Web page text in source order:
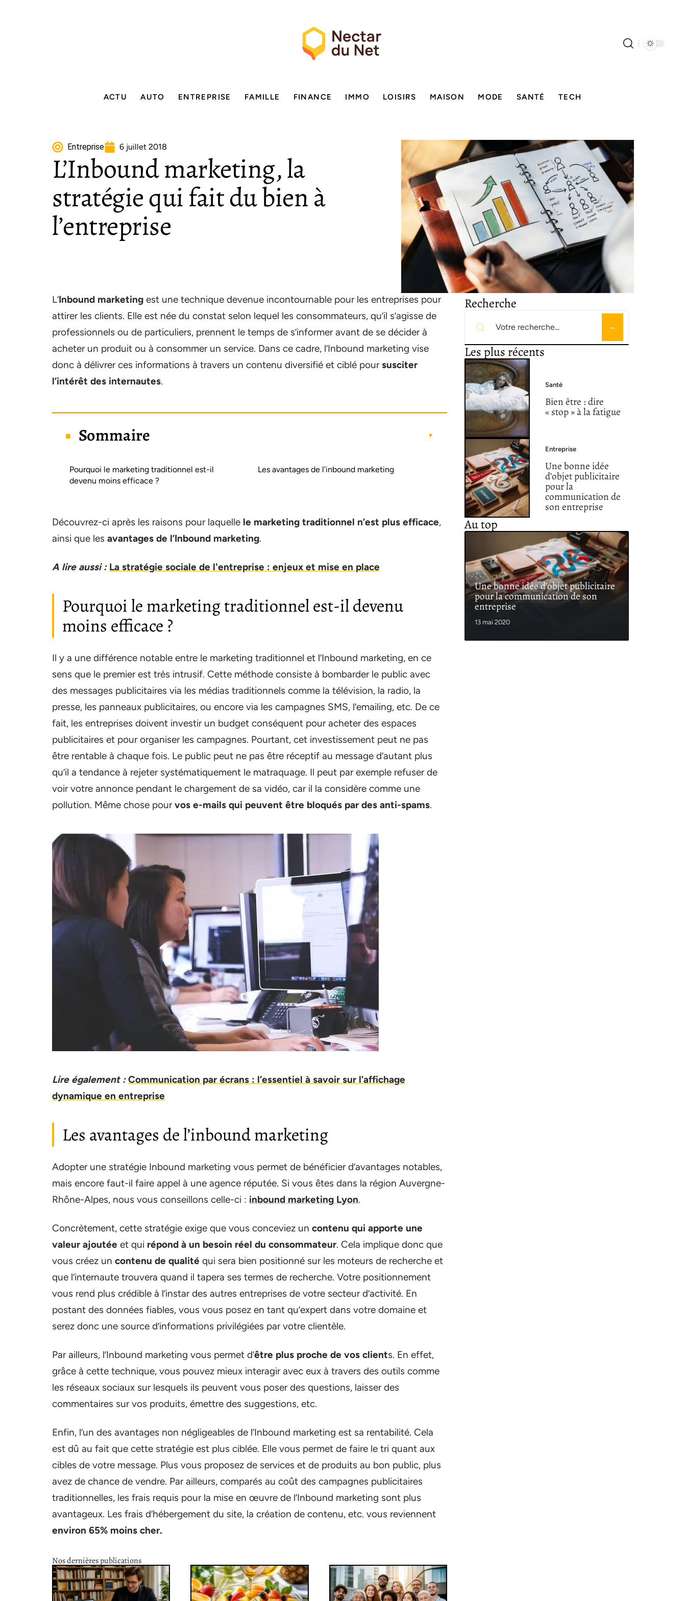
ACTU AUTO ENTREPRISE FAMILLE FINANCE IMMO LOISIRS MAISON MODE SANTÉ TECH
Entreprise 6 juillet 2018
L’Inbound marketing, la
stratégie qui fait du bien à
l’entreprise
L’Inbound marketing est une technique devenue incontournable pour les entreprises pour
attirer les clients. Elle est née du constat selon lequel les consommateurs, qu’il s’agisse de
professionnels ou de particuliers, prennent le temps de s’informer avant de se décider à
acheter un produit ou à consommer un service. Dans ce cadre, l’Inbound marketing vise
donc à délivrer ces informations à travers un contenu diversifié et ciblé poursusciter
l’intérêt des internautes.
Sommaire
Pourquoi le marketing traditionnel est-il
devenu moins efficace ?
Les avantages de l’inbound marketing
Découvrez-ci après les raisons pour laquelle le marketing traditionnel n’est plus efficace,
ainsi que les avantages de l’Inbound marketing.
A lire aussi : La stratégie sociale de l'entreprise : enjeux et mise en place
Pourquoi le marketing traditionnel est-il devenu
moins efficace ?
Il y a une différence notable entre le marketing traditionnel et l’Inbound marketing, en ce
sens que le premier est très intrusif. Cette méthode consiste à bombarder le public avec
des messages publicitaires via les médias traditionnels comme la télévision, la radio, la
presse, les panneaux publicitaires, ou encore via les campagnes SMS, l’emailing, etc. De ce
fait, les entreprises doivent investir un budget conséquent pour acheter des espaces
publicitaires et pour organiser les campagnes. Pourtant, cet investissement peut ne pas
être rentable à chaque fois. Le public peut ne pas être réceptif au message d’autant plus
qu’il a tendance à rejeter systématiquement le matraquage. Il peut par exemple refuser de
voir votre annonce pendant le chargement de sa vidéo, car il la considère comme une
pollution. Même chose pourvos e-mails qui peuvent être bloqués par des anti-spams.
Lire également : Communication par écrans : l’essentiel à savoir sur l’affichage
dynamique en entreprise
Les avantages de l’inbound marketing
Adopter une stratégie Inbound marketing vous permet de bénéficier d’avantages notables,
mais encore faut-il faire appel à une agence réputée. Si vous êtes dans la région Auvergne-
Rhône-Alpes, nous vous conseillons celle-ci : inbound marketing Lyon.
Concrètement, cette stratégie exige que vous conceviez un contenu qui apporte une
valeur ajoutée et qui répond à un besoin réel du consommateur. Cela implique donc que
vous créez un contenu de qualité qui sera bien positionné sur les moteurs de recherche et
que l’internaute trouvera quand il tapera ses termes de recherche. Votre positionnement
vous rend plus crédible à l’instar des autres entreprises de votre secteur d’activité. En
postant des données fiables, vous vous posez en tant qu’expert dans votre domaine et
serez donc une source d’informations privilégiées par votre clientèle.
Par ailleurs, l’Inbound marketing vous permet d’être plus proche de vos clients. En effet,
grâce à cette technique, vous pouvez mieux interagir avec eux à travers des outils comme
les réseaux sociaux sur lesquels ils peuvent vous poser des questions, laisser des
commentaires sur vos produits, émettre des suggestions, etc.
Enfin, l’un des avantages non négligeables de l’Inbound marketing est sa rentabilité. Cela
est dû au fait que cette stratégie est plus ciblée. Elle vous permet de faire le tri quant aux
cibles de votre message. Plus vous proposez de services et de produits au bon public, plus
avez de chance de vendre. Par ailleurs, comparés au coût des campagnes publicitaires
traditionnelles, les frais requis pour la mise en œuvre de l’Inbound marketing sont plus
avantageux. Les frais d’hébergement du site, la création de contenu, etc. vous reviennent
environ 65% moins cher.
Nos dernières publications
Recherche
Les plus récents
Santé
Bien être : dire
« stop » à la fatigue
Entreprise
Une bonne idée
d’objet publicitaire
pour la
communication de
son entreprise
Au top
Une bonne idée d’objet publicitaire
pour la communication de son
entreprise
13 mai 2020